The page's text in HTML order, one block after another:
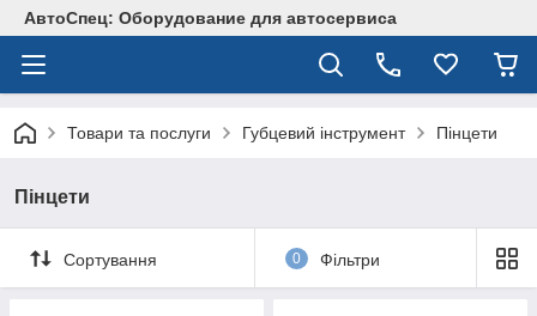
АвтоСпец: Оборудование для автосервиса
Товари та послуги Губцевий інструмент Пінцети
Пінцети
Сортування 0 Фільтри